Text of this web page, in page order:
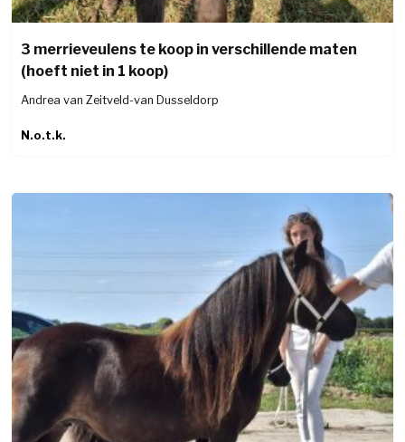
3 merrieveulens te koop in verschillende maten
(hoeft niet in 1 koop)
Andrea van Zeitveld-van Dusseldorp
N.o.t.k.